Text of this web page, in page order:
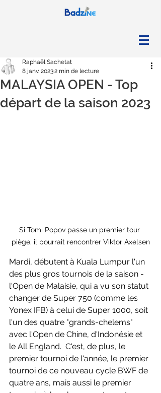
MALAYSIA OPEN - Top
départ de la saison 2023
Raphaël Sachetat
8 janv. 20232 min de lecture
Si Tomi Popov passe un premier tour
piège, il pourrait rencontrer Viktor Axelsen
Mardi, débutent à Kuala Lumpur l'un
des plus gros tournois de la saison -
l'Open de Malaisie, qui a vu son statut
changer de Super 750 (comme les
Yonex IFB) à celui de Super 1000, soit
l'un des quatre "grands-chelems"
avec l'Open de Chine, d'Indonésie et
le All England.  C'est, de plus, le
premier tournoi de l'année, le premier
tournoi de ce nouveau cycle BWF de
quatre ans, mais aussi le premier